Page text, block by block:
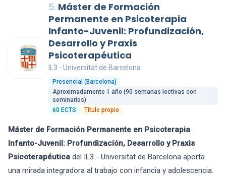
5. Máster de Formación
Permanente en Psicoterapia
Infanto-Juvenil: Profundización,
Desarrollo y Praxis
Psicoterapéutica
IL3 - Universitat de Barcelona
Presencial (Barcelona)
Aproximadamente 1 año (90 semanas lectivas con
seminarios)
60 ECTS
Título propio
Máster de Formación Permanente en Psicoterapia
Infanto-Juvenil: Profundización, Desarrollo y Praxis
Psicoterapéutica del IL3 - Universitat de Barcelona aporta
una mirada integradora al trabajo con infancia y adolescencia.